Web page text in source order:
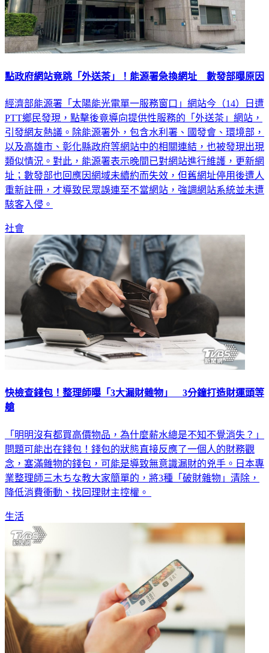
點政府網站竟跳「外送茶」！能源署急換網址 數發部曝原因
經濟部能源署「太陽能光電單一服務窗口」網站今（14）日遭
PTT鄉民發現，點擊後竟導向提供性服務的「外送茶」網站，
引發網友熱議。除能源署外，包含水利署、國發會、環境部，
以及高雄市、彰化縣政府等網站中的相關連結，也被發現出現
類似情況。對此，能源署表示晚間已對網站進行維護，更新網
址；數發部也回應因網域未續約而失效，但舊網址停用後遭人
重新註冊，才導致民眾誤連至不當網站，強調網站系統並未遭
駭客入侵。
社會
快檢查錢包！整理師曝「3大漏財雜物」 3分鐘打造財運頭等
艙
「明明沒有都買高價物品，為什麼薪水總是不知不覺消失？」
問題可能出在錢包！錢包的狀態直接反應了一個人的財務觀
念，塞滿雜物的錢包，可能是導致無意識漏財的兇手。日本專
業整理師三木ちな教大家簡單的，將3種「破財雜物」清除，
降低消費衝動、找回理財主控權。
生活